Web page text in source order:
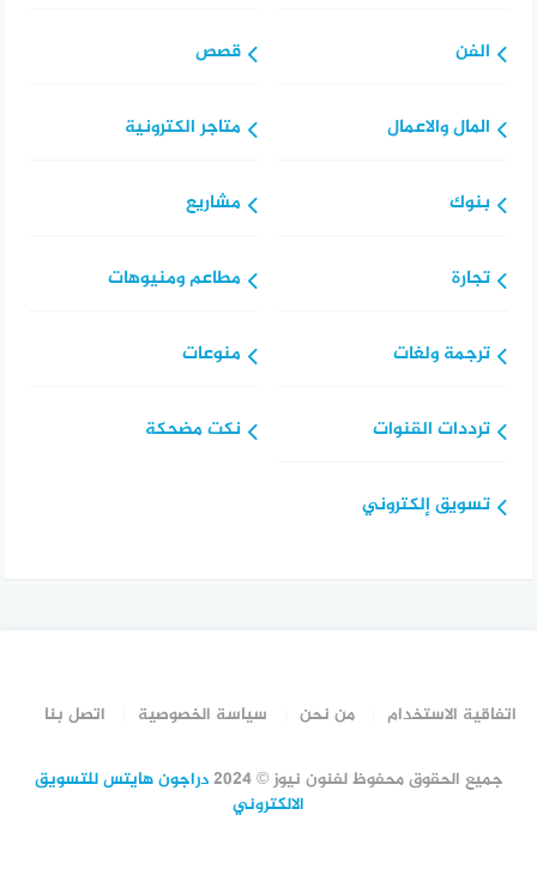
الفن
المال والاعمال
بنوك
تجارة
ترجمة ولغات
ترددات القنوات
تسويق إلكتروني
قصص
متاجر الكترونية
مشاريع
مطاعم ومنيوهات
منوعات
نكت مضحكة
اتفاقية الاستخدام من نحن سياسة الخصوصية اتصل بنا
جميع الحقوق محفوظ لفنون نيوز © 2024
دراجون هايتس للتسويق
الالكتروني